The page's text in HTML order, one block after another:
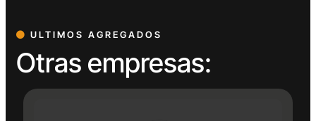
ULTIMOS AGREGADOS
Otras empresas: